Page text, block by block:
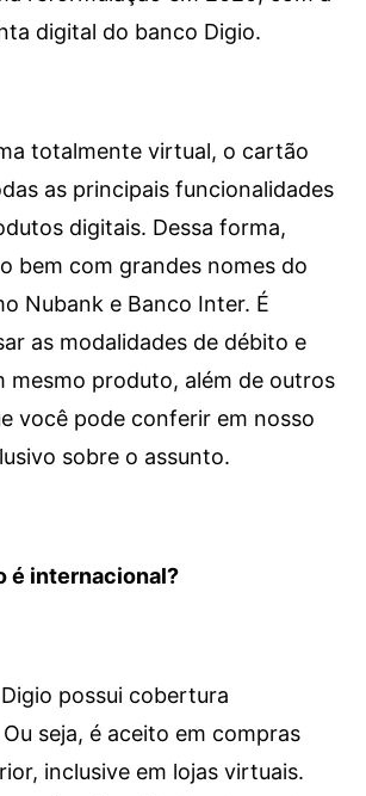
digital do banco Digio.
totalmente virtual, o cartão
as principais funcionalidades
digitais. Dessa forma,
bem com grandes nomes do
Nubank e Banco Inter. É
as modalidades de débito e
mesmo produto, além de outros
você pode conferir em nosso
sobre o assunto.
é internacional?
possui cobertura
seja, é aceito em compras
inclusive em lojas virtuais.